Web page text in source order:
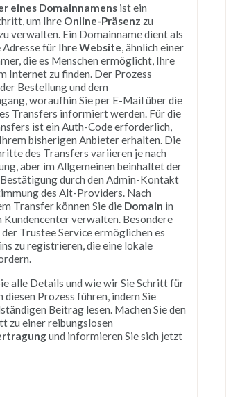
eines Domainnamens ist ein
um Ihre Online-Präsenz zu
verwalten. Ein Domainname dient als
für IhreWebsite, ähnlich einer
die es Menschen ermöglicht, Ihre
Internet zu finden. Der Prozess
Bestellung und dem
woraufhin Sie per E-Mail über die
Transfers informiert werden. Für die
ist ein Auth-Code erforderlich,
bisherigen Anbieter erhalten. Die
des Transfers variieren je nach
aber im Allgemeinen beinhaltet der
durch den Admin-Kontakt
des Alt-Providers. Nach
Transfer können Sie die Domain in
Kundencenter verwalten. Besondere
Trustee Service ermöglichen es
zu registrieren, die eine lokale
alle Details und wie wir Sie Schritt für
diesen Prozess führen, indem Sie
Beitrag lesen. Machen Sie den
zu einer reibungslosen
und informieren Sie sich jetzt